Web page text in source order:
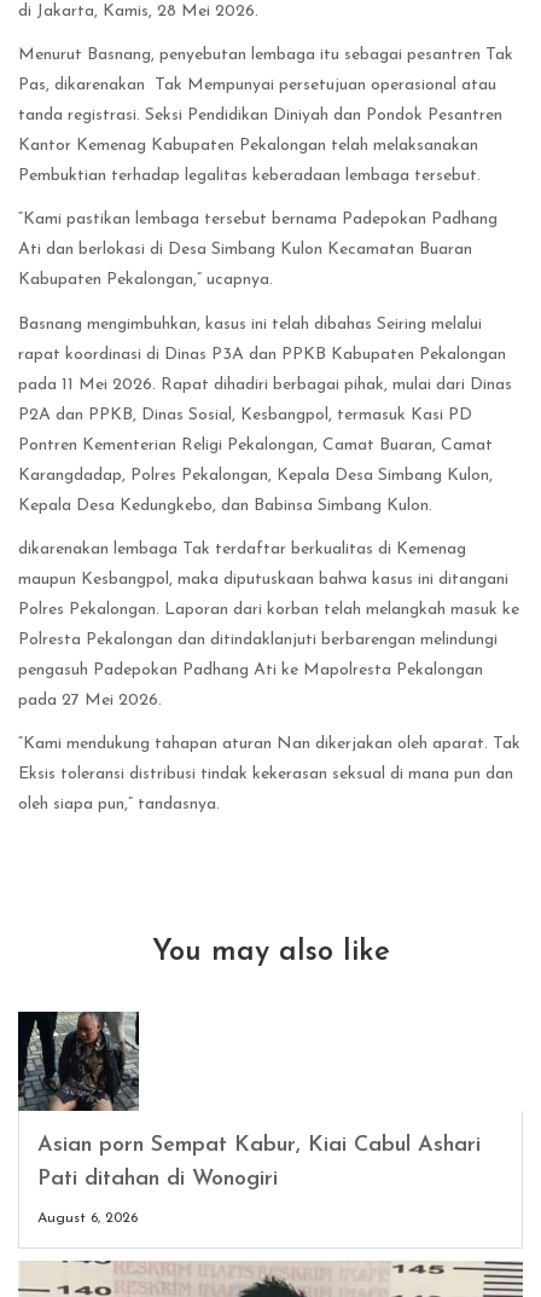
di Jakarta, Kamis, 28 Mei 2026.
Menurut Basnang, penyebutan lembaga itu sebagai pesantren Tak
Pas, dikarenakan Tak Mempunyai persetujuan operasional atau
tanda registrasi. Seksi Pendidikan Diniyah dan Pondok Pesantren
Kantor Kemenag Kabupaten Pekalongan telah melaksanakan
Pembuktian terhadap legalitas keberadaan lembaga tersebut.
“Kami pastikan lembaga tersebut bernama Padepokan Padhang
Ati dan berlokasi di Desa Simbang Kulon Kecamatan Buaran
Kabupaten Pekalongan,” ucapnya.
Basnang mengimbuhkan, kasus ini telah dibahas Seiring melalui
rapat koordinasi di Dinas P3A dan PPKB Kabupaten Pekalongan
pada 11 Mei 2026. Rapat dihadiri berbagai pihak, mulai dari Dinas
P2A dan PPKB, Dinas Sosial, Kesbangpol, termasuk Kasi PD
Pontren Kementerian Religi Pekalongan, Camat Buaran, Camat
Karangdadap, Polres Pekalongan, Kepala Desa Simbang Kulon,
Kepala Desa Kedungkebo, dan Babinsa Simbang Kulon.
dikarenakan lembaga Tak terdaftar berkualitas di Kemenag
maupun Kesbangpol, maka diputuskaan bahwa kasus ini ditangani
Polres Pekalongan. Laporan dari korban telah melangkah masuk ke
Polresta Pekalongan dan ditindaklanjuti berbarengan melindungi
pengasuh Padepokan Padhang Ati ke Mapolresta Pekalongan
pada 27 Mei 2026.
“Kami mendukung tahapan aturan Nan dikerjakan oleh aparat. Tak
Eksis toleransi distribusi tindak kekerasan seksual di mana pun dan
oleh siapa pun,” tandasnya.
You may also like
Asian porn Sempat Kabur, Kiai Cabul Ashari
Pati ditahan di Wonogiri
August 6, 2026